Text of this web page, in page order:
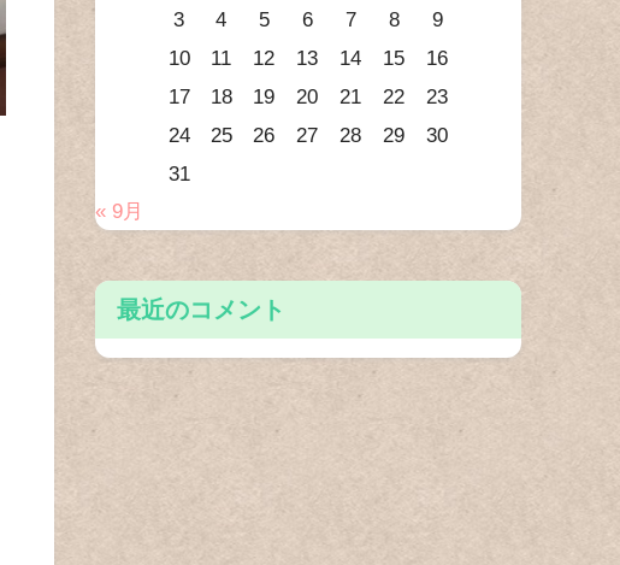
3
4 5 6 7 8
9
10
11 12 13 14 15
16
17
18 19 20 21 22
23
24
25 26 27 28 29
30
31
« 9月
最近のコメント